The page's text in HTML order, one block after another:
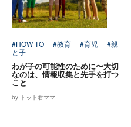
#HOW TO #教育 #育児
#親
と子
わが子の可能性のために〜大切
なのは、情報収集と先手を打つ
こと
by トット君ママ